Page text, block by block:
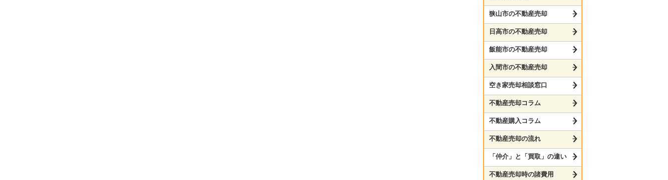
狭山市の不動産売却
日高市の不動産売却
飯能市の不動産売却
入間市の不動産売却
空き家売却相談窓口
不動産売却コラム
不動産購入コラム
不動産売却の流れ
「仲介」と「買取」の違い
不動産売却時の諸費用